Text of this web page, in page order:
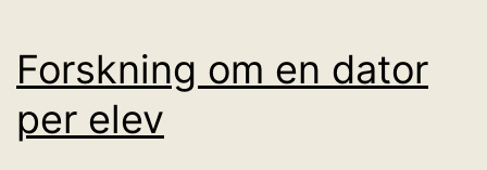
Forskning om en dator
per elev